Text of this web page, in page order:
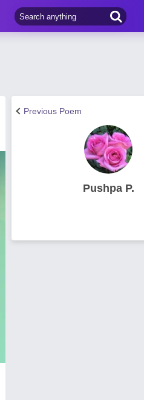
Previous Poem
Pushpa P.